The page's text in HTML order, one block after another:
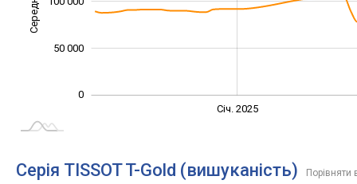
0
50 000
Січ. 2025
Серія TISSOT T-Gold (вишуканість) Порівняти